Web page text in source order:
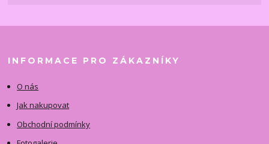
INFORMACE PRO ZÁKAZNÍKY
O nás
Jak nakupovat
Obchodní podmínky